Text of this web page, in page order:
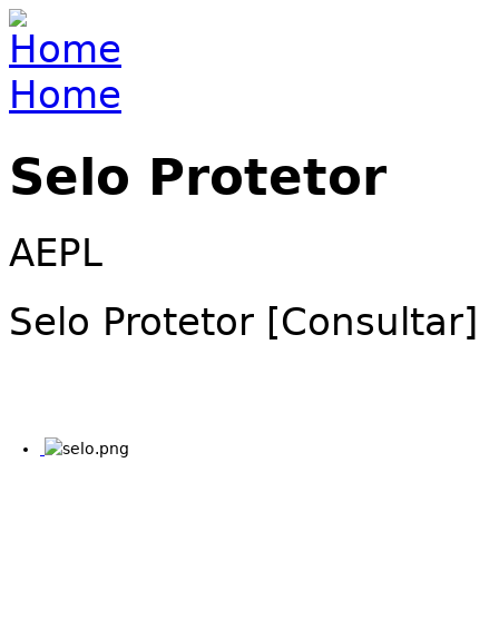
Jump to navigation
You are here
Home
Selo Protetor
AEPL
Selo Protetor [Consultar]